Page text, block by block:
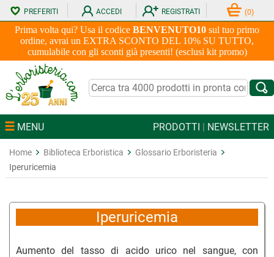
Prima volta qui? Usa il codice BENVENUTO10 sul tuo primo
ordine, avrai un EXTRA SCONTO DEL 10% SU TUTTO,
cumulabile con gli sconti già presenti! (esclusi kit promo)
PREFERITI ACCEDI REGISTRATI (0)
MENU PRODOTTI | NEWSLETTER
Home Biblioteca Erboristica
Glossario Erboristeria
Iperuricemia
Iperuricemia
Aumento del tasso di acido urico nel sangue, con